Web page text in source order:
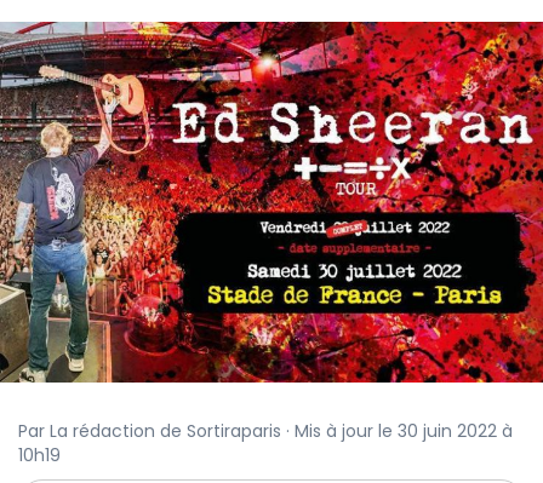
Par La rédaction de Sortiraparis · Mis à jour le 30 juin 2022 à
10h19